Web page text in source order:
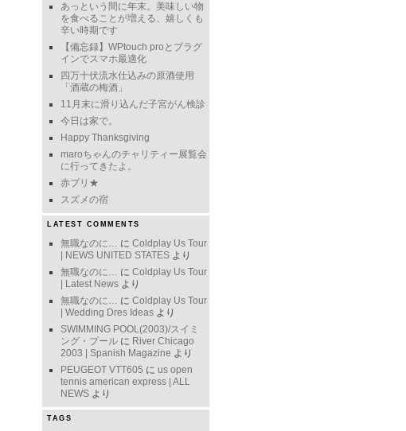
あっという間に年末。美味しい物
を食べることが増える、嬉しくも
辛い時期です
【備忘録】WPtouch proとプラグ
インでスマホ最適化
四万十伏流水仕込みの原酒使用
「酒蔵の梅酒」
11月末に滑り込んだ子宮がん検診
今日は家で。
Happy Thanksgiving
maroちゃんのチャリティー展覧会
に行ってきたよ。
赤プリ★
スズメの宿
LATEST COMMENTS
無職なのに… に Coldplay Us Tour
| NEWS UNITED STATES より
無職なのに… に Coldplay Us Tour
| Latest News より
無職なのに… に Coldplay Us Tour
| Wedding Dres Ideas より
SWIMMING POOL(2003)/スイミ
ング・プール に River Chicago
2003 | Spanish Magazine より
PEUGEOT VTT605 に us open
tennis american express | ALL
NEWS より
TAGS